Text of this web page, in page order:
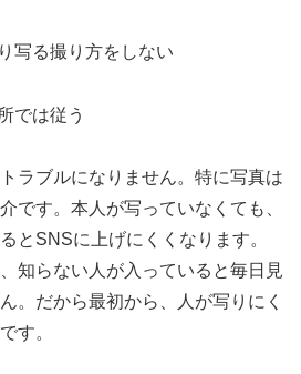
写る撮り方をしない
では従う
ラブルになりません。特に写真は
です。本人が写っていなくても、
とSNSに上げにくくなります。
知らない人が入っていると毎日見
。だから最初から、人が写りにく
す。